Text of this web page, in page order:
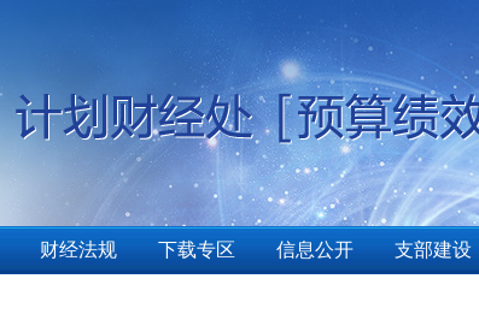
财经法规 下载专区 信息公开 支部建设